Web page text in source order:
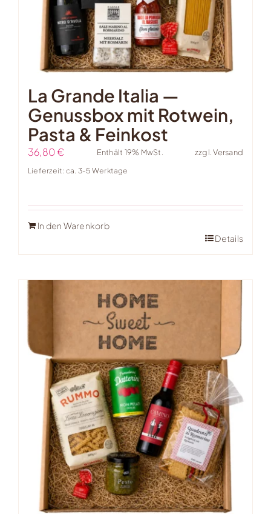
La Grande Italia —
Genussbox mit Rotwein,
Pasta & Feinkost
36,80€ Enthält 19% MwSt. zzgl.Versand
Lieferzeit: ca. 3-5 Werktage
In den Warenkorb
Details